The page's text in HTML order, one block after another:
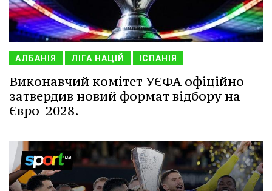
АЛБАНІЯ ЛІГА НАЦІЙ ІСПАНІЯ
Виконавчий комітет УЄФА офіційно
затвердив новий формат відбору на
Євро-2028.